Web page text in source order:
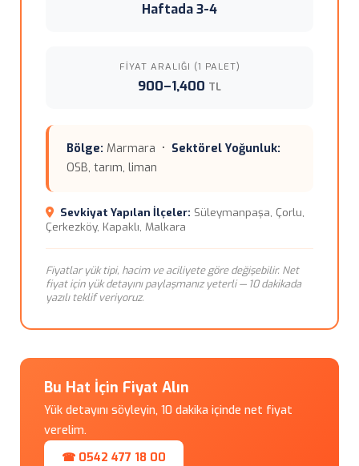
Haftada 3-4
FIYAT ARALIĞI (1 PALET)
900–1,400 TL
Bölge: Marmara • Sektörel Yoğunluk:
OSB, tarım, liman
Sevkiyat Yapılan İlçeler: Süleymanpaşa, Çorlu,
Çerkezköy, Kapaklı, Malkara
Fiyatlar yük tipi, hacim ve aciliyete göre değişebilir. Net
fiyat için yük detayını paylaşmanız yeterli — 10 dakikada
yazılı teklif veriyoruz.
Bu Hat İçin Fiyat Alın
Yük detayını söyleyin, 10 dakika içinde net fiyat
verelim.
☎ 0542 477 18 00